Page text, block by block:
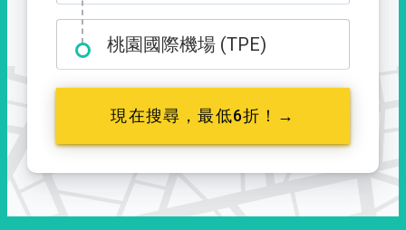
桃園國際機場 (TPE)
現在搜尋，最低6折！→